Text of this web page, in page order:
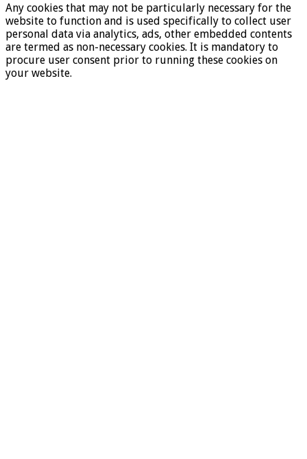
Any cookies that may not be particularly necessary for the
website to function and is used specifically to collect user
personal data via analytics, ads, other embedded contents
are termed as non-necessary cookies. It is mandatory to
procure user consent prior to running these cookies on
your website.